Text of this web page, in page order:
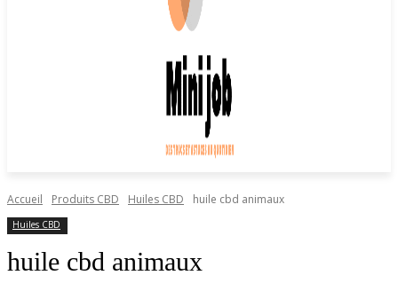
Accueil Produits CBD Huiles CBD huile cbd animaux
Huiles CBD
huile cbd animaux